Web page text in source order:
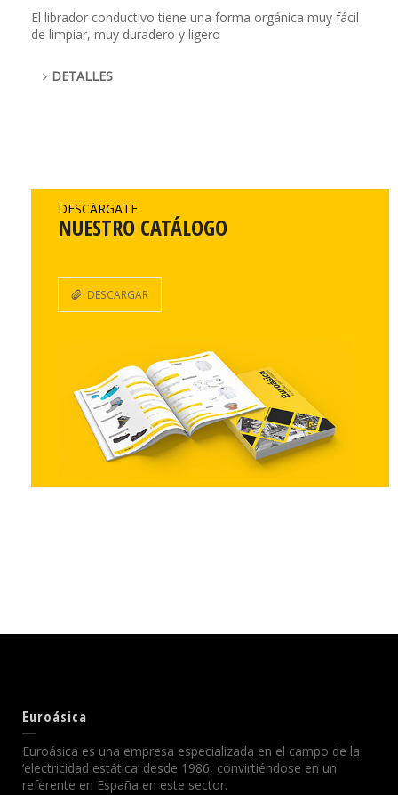
El librador conductivo tiene una forma orgánica muy fácil
de limpiar, muy duradero y ligero
DETALLES
DESCÁRGATE
NUESTRO CATÁLOGO
DESCARGAR
Euroásica
Euroásica es una empresa especializada en el campo de la
‘electricidad estática’ desde 1986, convirtiéndose en un
referente en España en este sector.